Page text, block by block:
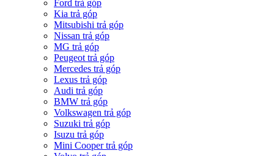
Ford trả góp
Kia trả góp
Mitsubishi trả góp
Nissan trả góp
MG trả góp
Peugeot trả góp
Mercedes trả góp
Lexus trả góp
Audi trả góp
BMW trả góp
Volkswagen trả góp
Suzuki trả góp
Isuzu trả góp
Mini Cooper trả góp